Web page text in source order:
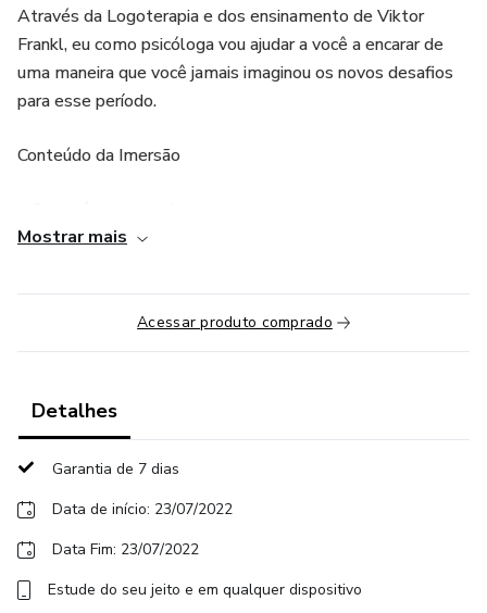
Através da Logoterapia e dos ensinamento de Viktor
Frankl, eu como psicóloga vou ajudar a você a encarar de
uma maneira que você jamais imaginou os novos desafios
para esse período.
Conteúdo da Imersão
• Abordagens psicológicas
• Síndrome da cabana
• Novos estudos
• Vazio existencial ou doença existencial?
Mostrar mais
Acessar produto comprado
Detalhes
Garantia de 7 dias
Data de início: 23/07/2022
Data Fim: 23/07/2022
Estude do seu jeito e em qualquer dispositivo